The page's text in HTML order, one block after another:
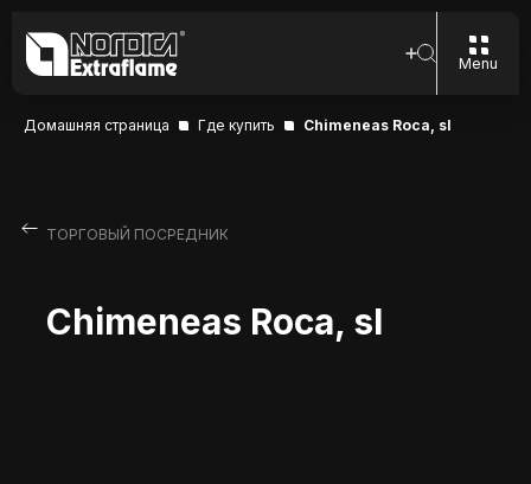
Menu
Домашняя страница Где купить Chimeneas Roca, sl
ТОРГОВЫЙ ПОСРЕДНИК
Chimeneas Roca, sl